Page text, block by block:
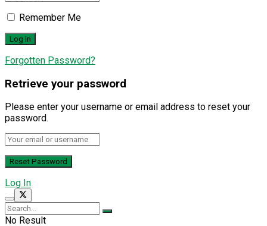
Remember Me
Forgotten Password?
Retrieve your password
Please enter your username or email address to reset your
password.
Log In
No Result